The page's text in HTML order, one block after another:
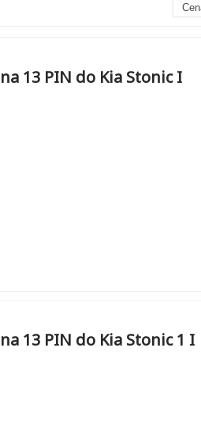
13 PIN do Kia Stonic I
13 PIN do Kia Stonic 1 I